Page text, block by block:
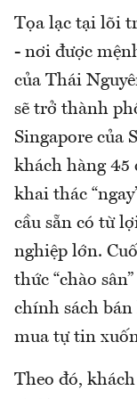
Tọa lạc tại lõi
- nơi được
của Thái
sẽ trở thành
Singapore của
khách hàng 45
khai thác
cầu sẵn có từ
nghiệp lớn.
thức “chào
chính sách
mua tự tin
Theo đó,